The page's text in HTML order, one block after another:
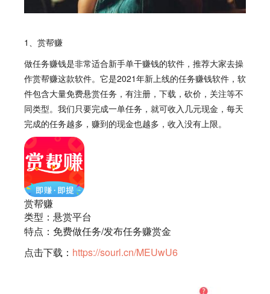
1、赏帮赚
做任务赚钱是非常适合新手单干赚钱的软件，推荐大家去操
作赏帮赚这款软件。它是2021年新上线的任务赚钱软件，软
件包含大量免费悬赏任务，有注册，下载，砍价，关注等不
同类型。我们只要完成一单任务，就可收入几元现金，每天
完成的任务越多，赚到的现金也越多，收入没有上限。
赏帮赚
类型：悬赏平台
特点：免费做任务/发布任务赚赏金
点击下载： https://sourl.cn/MEUwU6